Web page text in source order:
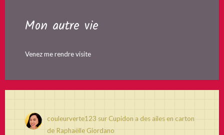
Mon autre vie
Venez me rendre visite
couleurverte123 sur Cupidon a des ailes en carton
de Raphaëlle Giordano